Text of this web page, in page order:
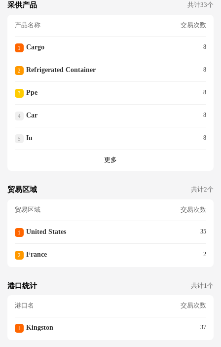
采供产品 共计33个
产品名称 交易次数
1 Cargo 8
2 Refrigerated Container 8
3 Ppe 8
4 Car 8
5 Iu 8
更多
贸易区域 共计2个
贸易区域 交易次数
1 United States 35
2 France 2
港口统计 共计1个
港口名 交易次数
1 Kingston 37